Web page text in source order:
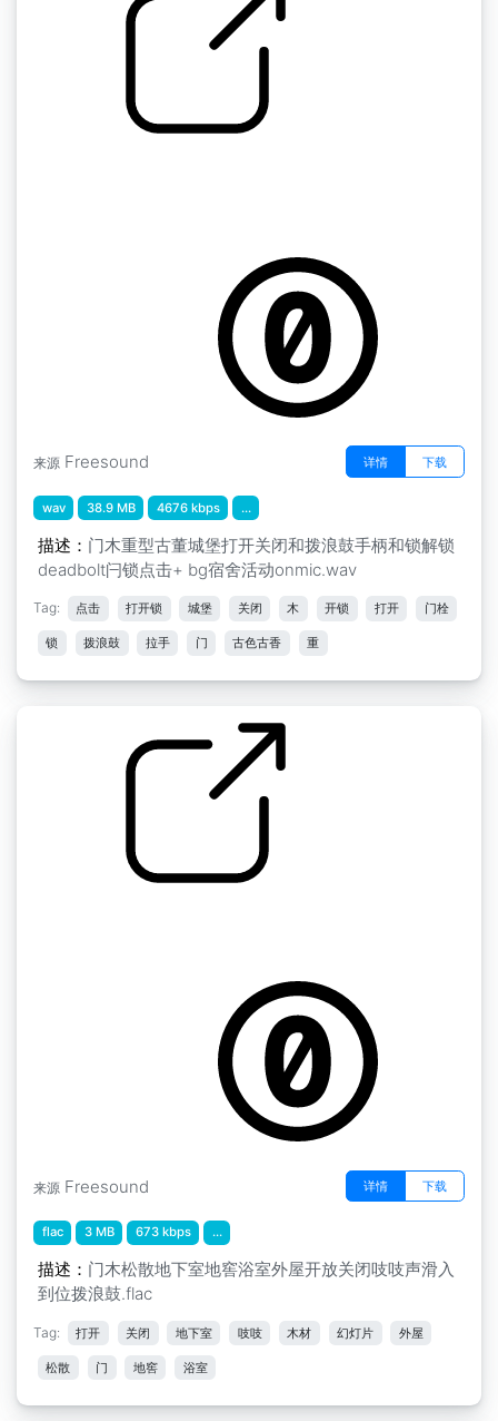
来源 Freesound 详情 下载
wav 38.9 MB 4676 kbps ...
描述： 门木重型古董城堡打开关闭和拨浪鼓手柄和锁解锁
deadbolt闩锁点击+ bg宿舍活动onmic.wav
Tag: 点击 打开锁 城堡 关闭 木 开锁 打开 门栓
锁 拨浪鼓 拉手 门 古色古香 重
来源 Freesound 详情 下载
flac 3 MB 673 kbps ...
描述： 门木松散地下室地窖浴室外屋开放关闭吱吱声滑入
到位拨浪鼓.flac
Tag: 打开 关闭 地下室 吱吱 木材 幻灯片 外屋
松散 门 地窖 浴室